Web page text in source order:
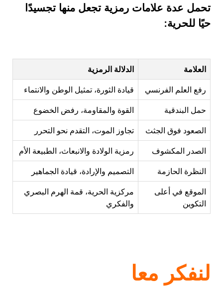
تحمل عدة علامات رمزية تجعل منها تجسيدًا
حيًا للحرية:
العلامة
الدلالة الرمزية
رفع العلم الفرنسي
قيادة الثورة، تمثيل الوطن والانتماء
حمل البندقية
القوة والمقاومة، رفض الخضوع
الصعود فوق الجثث
تجاوز الموت، التقدم نحو التحرر
الصدر المكشوف
رمزية الولادة والانبعاث، الطبيعة الأم
النظرة الحازمة
التصميم والإرادة، قيادة الجماهير
الموقع في أعلى
التكوين
مركزية الحرية، قمة الهرم البصري
والفكري
لنفكر معا